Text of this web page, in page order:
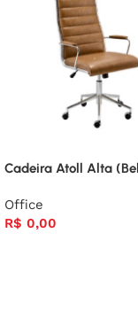
Cadeira Atoll Alta
Office
R$ 0,00